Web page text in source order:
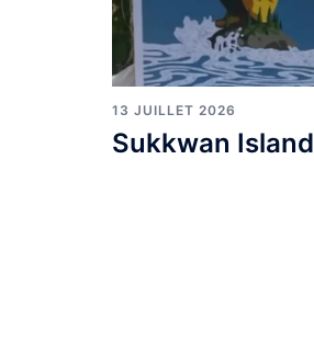
13 JUILLET 2026
Sukkwan Island